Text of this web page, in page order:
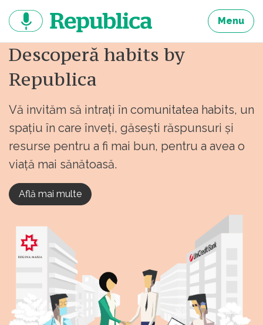
continut
Menu
Descoperă habits by
Republica
Vă invităm să intrați în comunitatea habits, un
spațiu în care înveți, găsești răspunsuri și
resurse pentru a fi mai bun, pentru a avea o
viață mai sănătoasă.
Află mai multe